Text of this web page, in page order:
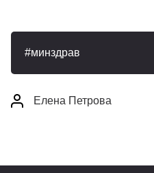
минздрав
Елена Петрова